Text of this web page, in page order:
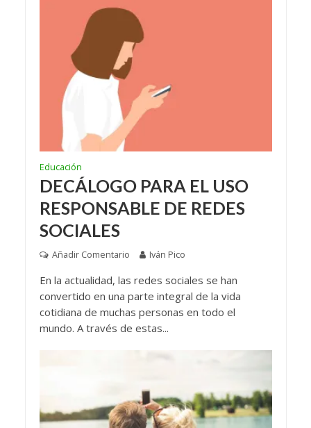
Educación
DECÁLOGO PARA EL USO
RESPONSABLE DE REDES
SOCIALES
Añadir Comentario Iván Pico
En la actualidad, las redes sociales se han
convertido en una parte integral de la vida
cotidiana de muchas personas en todo el
mundo. A través de estas...